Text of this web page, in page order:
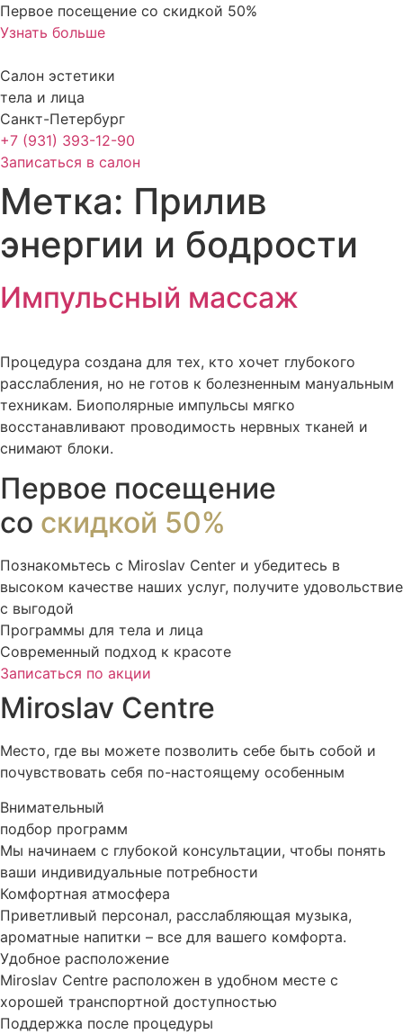
Перейти
к
Первое посещение со скидкой 50%
Узнать больше
Салон эстетики
тела и лица
Санкт-Петербург
+7 (931) 393-12-90
Записаться в салон
Метка: Прилив
энергии и бодрости
Импульсный массаж
Процедура создана для тех, кто хочет глубокого
расслабления, но не готов к болезненным мануальным
техникам. Биополярные импульсы мягко
восстанавливают проводимость нервных тканей и
снимают блоки.
Первое посещение
со скидкой 50%
Познакомьтесь с Miroslav Сenter и убедитесь в
высоком качестве наших услуг, получите удовольствие
с выгодой
Программы для тела и лица
Современный подход к красоте
Записаться по акции
Miroslav Centre
Место, где вы можете позволить себе быть собой и
почувствовать себя по-настоящему особенным
Внимательный
подбор программ
Мы начинаем с глубокой консультации, чтобы понять
ваши индивидуальные потребности
Комфортная атмосфера
Приветливый персонал, расслабляющая музыка,
ароматные напитки – все для вашего комфорта.
Удобное расположение
Miroslav Centre расположен в удобном месте с
хорошей транспортной доступностью
Поддержка после процедуры